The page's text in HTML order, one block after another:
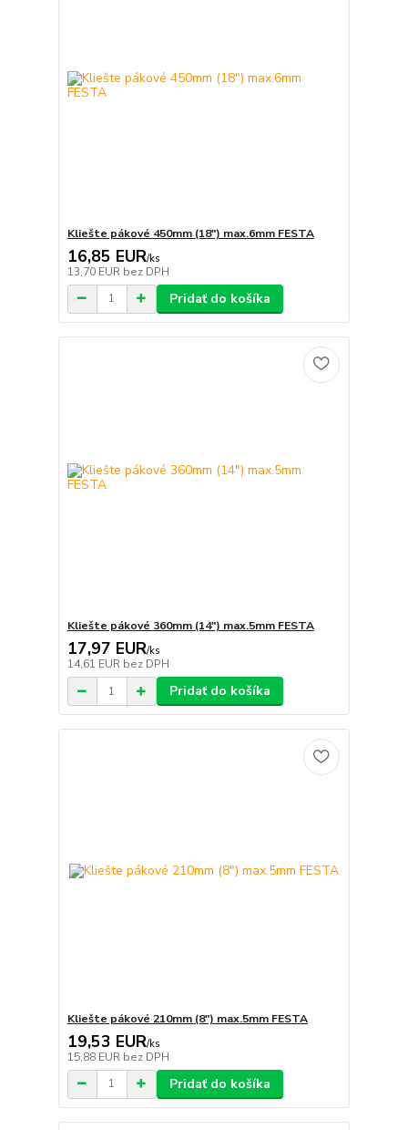
Kliešte pákové 450mm (18") max.6mm FESTA
16,85 EUR/ks
13,70 EUR bez DPH
Pridať do košíka
Kliešte pákové 360mm (14") max.5mm FESTA
17,97 EUR/ks
14,61 EUR bez DPH
Pridať do košíka
Kliešte pákové 210mm (8") max.5mm FESTA
19,53 EUR/ks
15,88 EUR bez DPH
Pridať do košíka